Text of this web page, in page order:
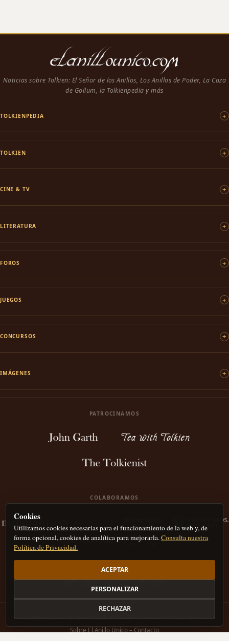
Noticias sobre Tolkien: El Señor de los Anillos, Los Anillos de Poder, La Caza
de Gollum, la Tolkienpedia y más
TOLKIENPEDIA
TOLKIEN
CINE & TV
LITERATURA
FOROS
JUEGOS
CONCURSOS
IMÁGENES
PATROCINAMOS
COLABORAMOS
Nota legalPolítica de privacidadPolítica de CookiesDerechos de autorIA
Sobre El Anillo Único – Contacto
Cookies
Utilizamos cookies necesarias para el funcionamiento de la web y, de
forma opcional, cookies de analítica para mejorarla.Consulta nuestra
Política de Privacidad.
ACEPTAR
PERSONALIZAR
RECHAZAR